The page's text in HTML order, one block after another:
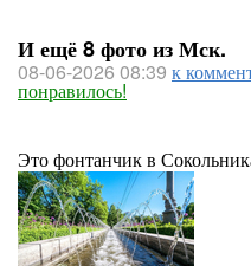
И ещё 8 фото из Мск.
08-06-2026 08:39 к
понравилось!
Это фонтанчик в